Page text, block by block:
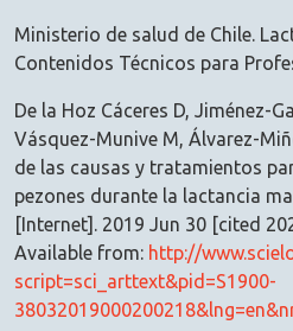
Ministerio de salud de Chile.
Contenidos Técnicos para
De la Hoz Cáceres D, Jiménez-
Vásquez-Munive M, Álvarez-
de las causas y tratamientos
pezones durante la lactancia
[Internet]. 2019 Jun 30 [cited
Available from: http://
script=sci_arttext&pid=S1900-